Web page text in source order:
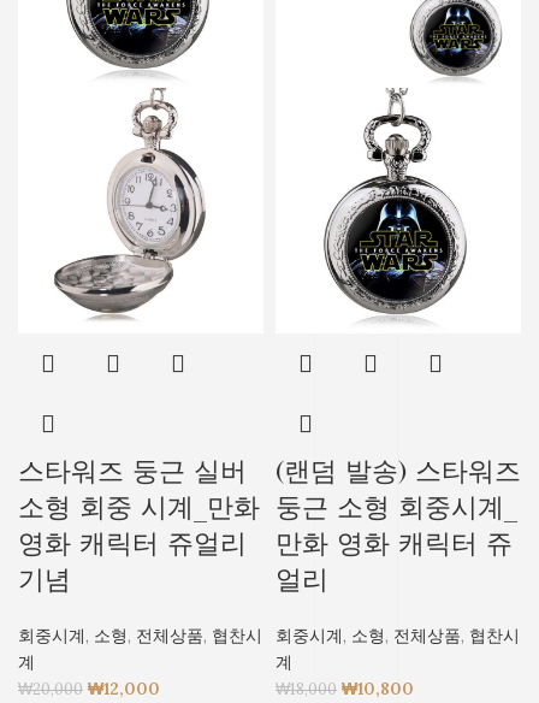
스타워즈 둥근 실버
소형 회중 시계_만화
영화 캐릭터 쥬얼리
기념
회중시계, 소형, 전체상품, 협찬시
계
₩20,000 ₩12,000
(랜덤 발송) 스타워즈
둥근 소형 회중시계_
만화 영화 캐릭터 쥬
얼리
회중시계, 소형, 전체상품, 협찬시
계
₩18,000 ₩10,800